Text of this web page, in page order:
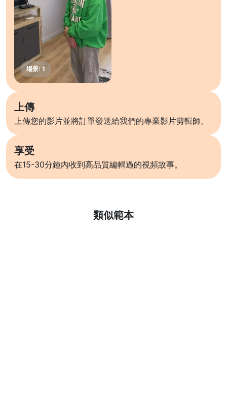
上傳
上傳您的影片並將訂單發送給我們的專業影片剪輯師。
享受
在15-30分鐘內收到高品質編輯過的視頻故事。
類似範本
了解更多